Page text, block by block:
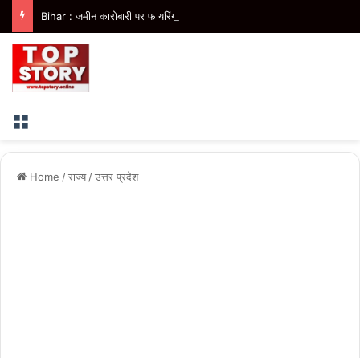
Menu
Home /राज्य /उत्तर प्रदेश